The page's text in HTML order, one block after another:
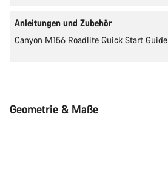
Anleitungen und Zubehör
Canyon M156 Roadlite Quick Start Guide
Geometrie & Maße